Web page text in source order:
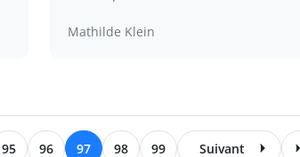
Mathilde Klein
95 96 97 98 99 Suivant